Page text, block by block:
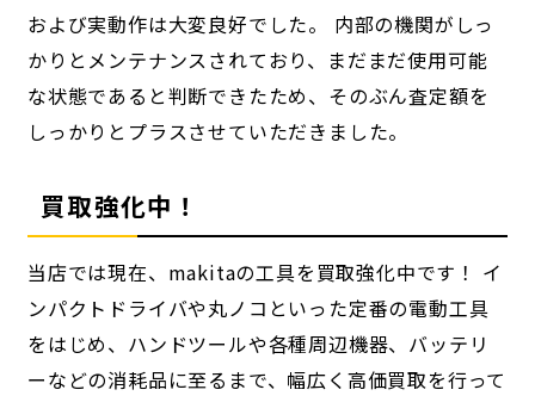
および実動作は大変良好でした。 内部の機関がしっ
かりとメンテナンスされており、まだまだ使用可能
な状態であると判断できたため、そのぶん査定額を
しっかりとプラスさせていただきました。
買取強化中！
当店では現在、makitaの工具を買取強化中です！ イ
ンパクトドライバや丸ノコといった定番の電動工具
をはじめ、ハンドツールや各種周辺機器、バッテリ
ーなどの消耗品に至るまで、幅広く高価買取を行って